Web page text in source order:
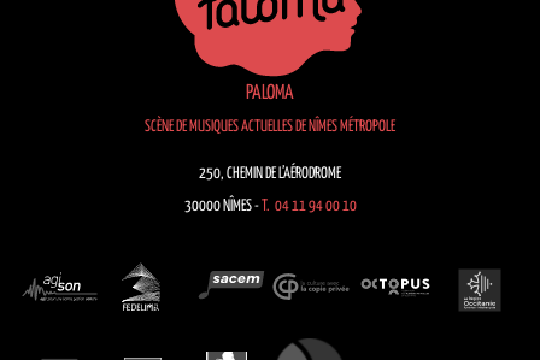
PALOMA
SCÈNE DE MUSIQUES ACTUELLES DE NÎMES MÉTROPOLE
250, CHEMIN DE L’AÉRODROME
30000 NÎMES -T. 04 11 94 00 10